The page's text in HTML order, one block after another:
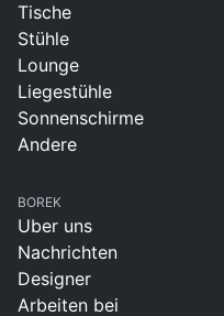
Tische
Stühle
Lounge
Liegestühle
Sonnenschirme
Andere
BOREK
Uber uns
Nachrichten
Designer
Arbeiten bei